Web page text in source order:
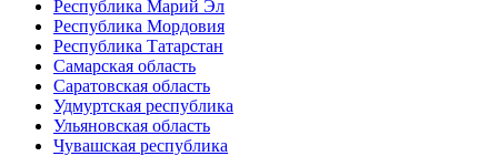
Республика Марий Эл
Республика Мордовия
Республика Татарстан
Самарская область
Саратовская область
Удмуртская республика
Ульяновская область
Чувашская республика